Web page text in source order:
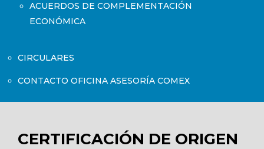
ACUERDOS DE COMPLEMENTACIÓN
ECONÓMICA
CIRCULARES
CONTACTO OFICINA ASESORÍA COMEX
CERTIFICACIÓN DE ORIGEN